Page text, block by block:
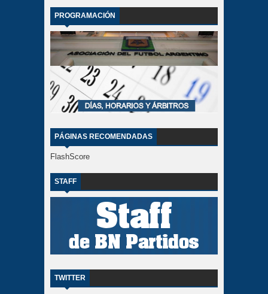
PROGRAMACIÓN
PÁGINAS RECOMENDADAS
FlashScore
STAFF
TWITTER